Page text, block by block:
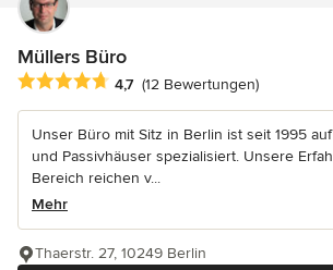
Müllers Büro
Durchschnittliche Bewertung: 4.7 von 5
4,7 (12 Bewertungen)
Unser Büro mit Sitz in Berlin ist seit 1995
und Passivhäuser spezialisiert. Unsere
Bereich reichen v...
Mehr
Thaerstr. 27, 10249 Berlin